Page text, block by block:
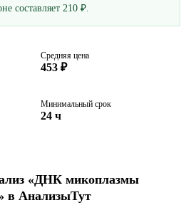
составляет 210 ₽.
Средняя цена
453 ₽
Минимальный срок
24 ч
«ДНК микоплазмы
в АнализыТут